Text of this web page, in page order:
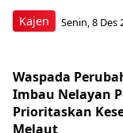
Kajen Senin, 8 Des
Waspada
Imbau Nelayan
Prioritaskan
Melaut